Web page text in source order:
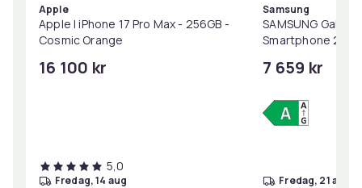
Apple
Apple | iPhone 17 Pro Max - 256GB -
Cosmic Orange
16 100 kr
5,0
fredag, 14 aug
Samsung
SAMSUNG Galaxy
Smartphone 256
7 659 kr
fredag, 21 aug